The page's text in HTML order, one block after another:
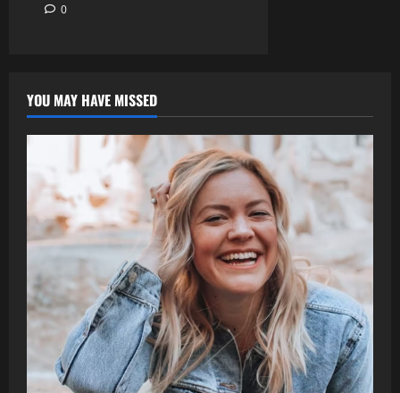
0
YOU MAY HAVE MISSED